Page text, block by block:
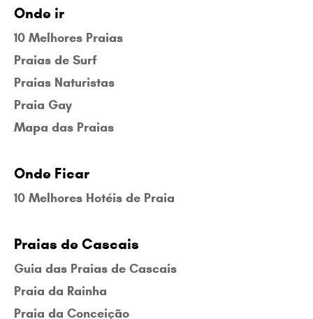
Onde ir
10 Melhores Praias
Praias de Surf
Praias Naturistas
Praia Gay
Mapa das Praias
Onde Ficar
10 Melhores Hotéis de Praia
Praias de Cascais
Guia das Praias de Cascais
Praia da Rainha
Praia da Conceição